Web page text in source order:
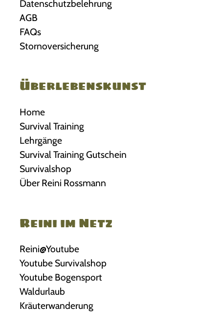
Datenschutzbelehrung
AGB
FAQs
Stornoversicherung
Überlebenskunst
Home
Survival Training
Lehrgänge
Survival Training Gutschein
Survivalshop
Über Reini Rossmann
Reini im Netz
Reini@Youtube
Youtube Survivalshop
Youtube Bogensport
Waldurlaub
Kräuterwanderung